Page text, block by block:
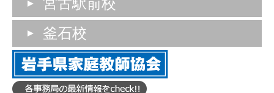
宮古駅前校
釜石校